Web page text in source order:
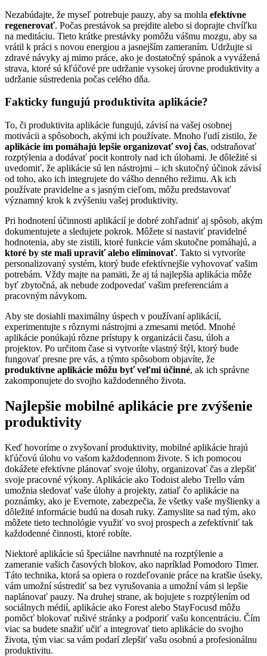
Nezabúdajte, že myseľ potrebuje pauzy, aby sa mohla efektívne
regenerovať. Počas prestávok sa prejdite alebo si doprajte chvíľku
na meditáciu. Tieto krátke prestávky pomôžu vášmu mozgu, aby sa
vrátil k práci s novou energiou a jasnejším zameraním. Udržujte si
zdravé návyky aj mimo práce, ako je dostatočný spánok a vyvážená
strava, ktoré sú kľúčové pre udržanie vysokej úrovne produktivity a
udržanie sústredenia počas celého dňa.
Fakticky fungujú produktivita aplikácie?
To, či produktivita aplikácie fungujú, závisí na vašej osobnej
motivácii a spôsoboch, akými ich používate. Mnoho ľudí zistilo, že
aplikácie im pomáhajú lepšie organizovať svoj čas, odstraňovať
rozptýlenia a dodávať pocit kontroly nad ich úlohami. Je dôležité si
uvedomiť, že aplikácie sú len nástrojmi – ich skutočný účinok závisí
od toho, ako ich integrujete do vášho denného režimu. Ak ich
používate pravidelne a s jasným cieľom, môžu predstavovať
významný krok k zvýšeniu vašej produktivity.
Pri hodnotení účinnosti aplikácií je dobré zohľadniť aj spôsob, akým
dokumentujete a sledujete pokrok. Môžete si nastaviť pravidelné
hodnotenia, aby ste zistili, ktoré funkcie vám skutočne pomáhajú, a
ktoré by ste mali upraviť alebo eliminovať. Takto si vytvoríte
personalizovaný systém, ktorý bude efektívnejšie vyhovovať vašim
potrebám. Vždy majte na pamäti, že aj tá najlepšia aplikácia môže
byť zbytočná, ak nebude zodpovedať vašim preferenciám a
pracovným návykom.
Aby ste dosiahli maximálny úspech v používaní aplikácií,
experimentujte s rôznymi nástrojmi a zmesami metód. Mnohé
aplikácie ponúkajú rôzne prístupy k organizácii času, úloh a
projektov. Po určitom čase si vytvoríte vlastný štýl, ktorý bude
fungovať presne pre vás, a týmto spôsobom objavíte, že
produktívne aplikácie môžu byť veľmi účinné, ak ich správne
zakomponujete do svojho každodenného života.
Najlepšie mobilné aplikácie pre zvýšenie
produktivity
Keď hovoríme o zvyšovaní produktivity, mobilné aplikácie hrajú
kľúčovú úlohu vo vašom každodennom živote. S ich pomocou
dokážete efektívne plánovať svoje úlohy, organizovať čas a zlepšiť
svoje pracovné výkony. Aplikácie ako Todoist alebo Trello vám
umožnia sledovať vaše úlohy a projekty, zatiaľ čo aplikácie na
poznámky, ako je Evernote, zabezpečia, že všetky vaše myšlienky a
dôležité informácie budú na dosah ruky. Zamyslite sa nad tým, ako
môžete tieto technológie využiť vo svoj prospech a zefektívniť tak
každodenné činnosti, ktoré robíte.
Niektoré aplikácie sú špeciálne navrhnuté na rozptýlenie a
zameranie vašich časových blokov, ako napríklad Pomodoro Timer.
Táto technika, ktorá sa opiera o rozdeľovanie práce na kratšie úseky,
vám umožní sústrediť sa bez vyrušovania a umožní vám si lepšie
naplánovať pauzy. Na druhej strane, ak bojujete s rozptýlením od
sociálnych médií, aplikácie ako Forest alebo StayFocusd môžu
pomôcť blokovať rušivé stránky a podporiť vašu koncentráciu. Čím
viac sa budete snažiť učiť a integrovať tieto aplikácie do svojho
života, tým viac sa vám podarí zlepšiť vašu osobnú a profesionálnu
produktivitu.